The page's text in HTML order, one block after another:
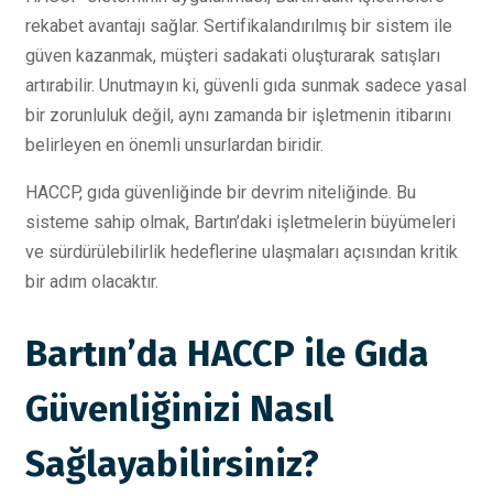
rekabet avantajı sağlar. Sertifikalandırılmış bir sistem ile
güven kazanmak, müşteri sadakati oluşturarak satışları
artırabilir. Unutmayın ki, güvenli gıda sunmak sadece yasal
bir zorunluluk değil, aynı zamanda bir işletmenin itibarını
belirleyen en önemli unsurlardan biridir.
HACCP, gıda güvenliğinde bir devrim niteliğinde. Bu
sisteme sahip olmak, Bartın’daki işletmelerin büyümeleri
ve sürdürülebilirlik hedeflerine ulaşmaları açısından kritik
bir adım olacaktır.
Bartın’da HACCP ile Gıda
Güvenliğinizi Nasıl
Sağlayabilirsiniz?